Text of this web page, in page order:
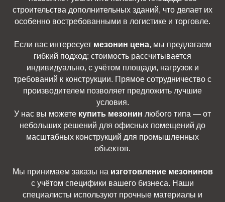
строительства дополнительных зданий, что делает их
особенно востребованными в логистике и торговле.
Если вас интересует мезонин цена, мы предлагаем
гибкий подход: стоимость рассчитывается
индивидуально, с учётом площади, нагрузок и
требований к конструкции. Прямое сотрудничество с
производителем позволяет предложить лучшие
условия.
У нас вы можете купить мезонин любого типа — от
небольших решений для офисных помещений до
масштабных конструкций для промышленных
объектов.
Мы принимаем заказы на изготовление мезонинов
с учётом специфики вашего бизнеса. Наши
специалисты используют прочные материалы и